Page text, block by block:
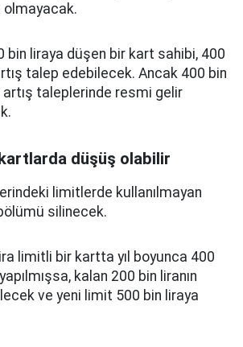
olmayacak.
bin liraya düşen bir kart sahibi, 400
talep edebilecek. Ancak 400 bin
artış taleplerinde resmi gelir
düşüş olabilir
limitlerde kullanılmayan
silinecek.
limitli bir kartta yıl boyunca 400
kalan 200 bin liranın
ve yeni limit 500 bin liraya